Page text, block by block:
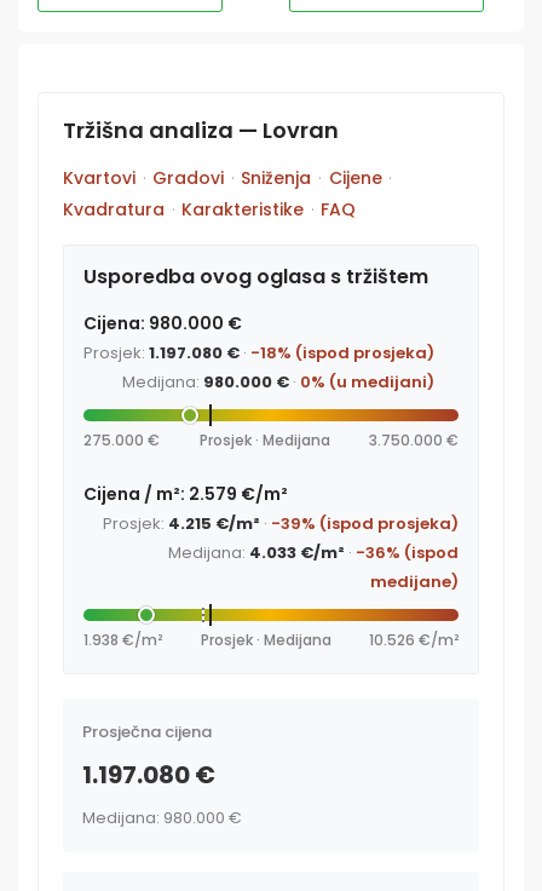
Tržišna analiza — Lovran
Kvartovi · Gradovi · Sniženja · Cijene ·
Kvadratura · Karakteristike · FAQ
Usporedba ovog oglasa s tržištem
Cijena: 980.000 €
Prosjek: 1.197.080 € · -18% (ispod prosjeka)
Medijana: 980.000 € · 0% (u medijani)
275.000 € Prosjek · Medijana 3.750.000 €
Cijena / m²: 2.579 €/m²
Prosjek: 4.215 €/m² · -39% (ispod prosjeka)
Medijana: 4.033 €/m² · -36% (ispod
medijane)
1.938 €/m² Prosjek · Medijana 10.526 €/m²
Prosječna cijena
1.197.080 €
Medijana: 980.000 €